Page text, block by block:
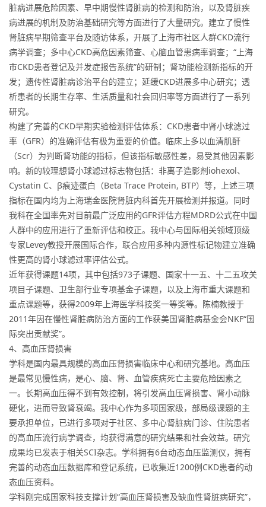
脏病进展危险因素、早中期慢性肾脏病的检测和防治，以及肾脏疾
病进展的机制及防治基础研究等方面进行了大量研究。建立了慢性
肾脏病早期筛查平台及随访体系，开展了上海市社区人群CKD流行
病学调查；多中心CKD高危因素筛查、心脑血管患病率调查；“上海
市CKD患者登记及并发症报告系统”的研制；肾功能检测新指标的开
发；遗传性肾脏病诊治平台的建立；延缓CKD进展多中心研究；透
析患者的长期生存率、生活质量和社会回归率等方面进行了一系列
研究。
构建了完善的CKD早期实验检测评估体系：CKD患者中肾小球滤过
率（GFR）的准确评估有极为重要的价值。临床上多以血清肌酐
（Scr）为判断肾功能的指标，但该指标敏感性差，易受其他因素影
响。新的较理想肾小球滤过标志物包括：非离子造影剂iohexol、
Cystatin C、β痕迹蛋白（Beta Trace Protein, BTP）等，上述三项
指标在国内均为上海瑞金医院肾脏内科首先开展检测并报道。同时
我科在全国率先对目前最广泛应用的GFR评估方程MDRD公式在中国
人群中的应用进行了重新评估和校正。我中心与国际相关领域顶级
专家Levey教授开展国际合作，联合应用多种内源性标记物建立准确
性更高的肾小球滤过率评估公式。
近年获得课题14项，其中包括973子课题、国家十一五、十二五攻关
项目子课题、卫生部行业专项基金子课题，以及上海市重大课题和
重点课题等，获得2009年上海医学科技奖一等奖等。陈楠教授于
2011年因在慢性肾脏病防治方面的工作获美国肾脏病基金会NKF“国
际突出贡献奖”。
4、高血压肾损害
学科是国内最具规模的高血压肾损害临床中心和研究基地。高血压
是最常见慢性病，是心、脑、肾、血管疾病死亡主要危险因素之
一。长期高血压得不到有效控制，将引发高血压肾损害、肾小动脉
硬化，进而导致肾衰竭。我中心作为多项国家级，部局级课题的主
要承担单位，已进行多项对于社区、多中心肾脏病门诊、住院患者
的高血压流行病学调查，均获得满意的研究结果和社会效益。研究
成果均已发表于相关SCI杂志。学科拥有6台动态血压监测仪，拥有
完善的动态血压数据库和登记系统，已收集近1200例CKD患者的动
态血压资料。
学科刚完成国家科技支撑计划“高血压肾损害及缺血性肾脏病研究”，